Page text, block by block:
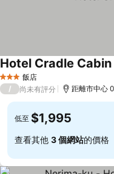
3 星級 飯店
Hotel Cradle Cabin
/ 尚未有評分 距離市中心
低至 $1,995
查看其他 3 個網站的價格